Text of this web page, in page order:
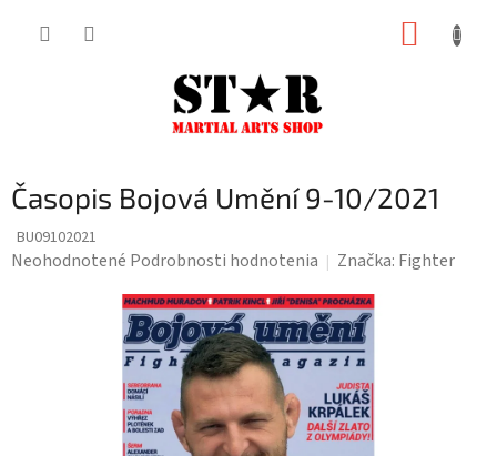
Časopis Bojová Umění 9-10/2021
BU09102021
Priemerné
Neohodnotené Podrobnosti hodnotenia Značka: Fighter